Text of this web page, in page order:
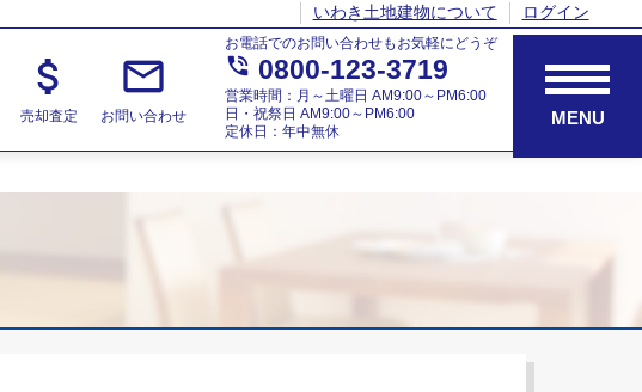
いわき土地建物について ログイン
MENU
mail_outline
お問い合わせ
お電話でのお問い合わせもお気軽にどうぞ
phone_in_talk 0800-123-3719
営業時間：月～土曜日 AM9:00～PM6:00
日・祝祭日 AM9:00～PM6:00
定休日：年中無休
attach_money
売却査定